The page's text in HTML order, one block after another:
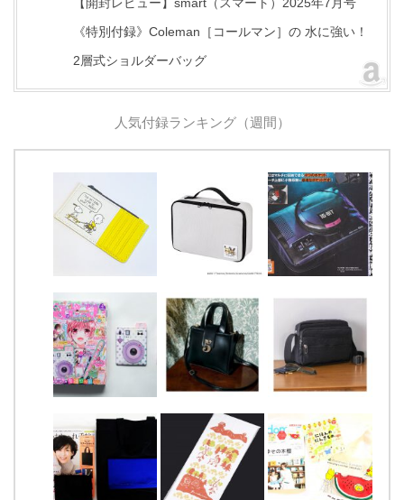
《特別付録》Coleman［コールマン］の 水に強い！
2層式ショルダーバッグ
人気付録ランキング（週間）